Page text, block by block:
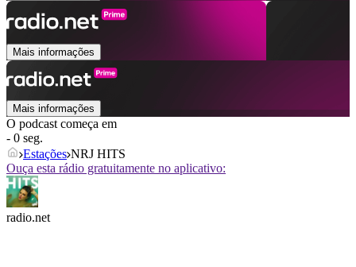
Mais informações
Mais informações
O podcast começa em
- 0 seg.
Estações NRJ HITS
Ouça esta rádio gratuitamente no aplicativo:
radio.net